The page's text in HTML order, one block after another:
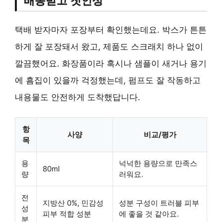
택배 받자마자 포장부터 확인했는데요. 박스가 튼튼
하게 잘 포장돼서 왔고, 제품도 스크래치 하나 없이
깔끔했어요. 화장품이라 혹시나 샘플이 새거나 용기
에 흠집이 있을까 걱정했는데, 펌프도 잘 작동하고
내용물도 안전하게 도착했답니다.
항
목
사양 비교/평가
용
량
80ml
넉넉한 용량으로 만족스
러워요.
전
성
분
지방산 0%, 민감성
피부 적합 성분
성분 구성이 트러블 피부
에 좋을 것 같아요.